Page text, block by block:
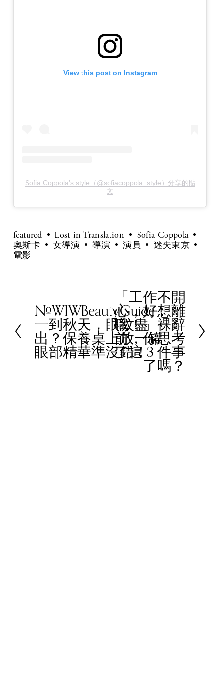
View this post on Instagram
Sofia Coppola’s style（@sofiacoppola_style）分享的貼
文
featured Lost in Translation
Sofia Coppola
奧斯卡
女導演 導演 演員
迷失東京
電影
P
r
e
v
#WIWBeautyGuide：
一到秋天，眼紋盡
出？保養桌上放一罐
眼部精華準沒錯！
e
x
「工作不開
心，好想離
職！」裸辭
前，你思考
了這 3 件事
了嗎？